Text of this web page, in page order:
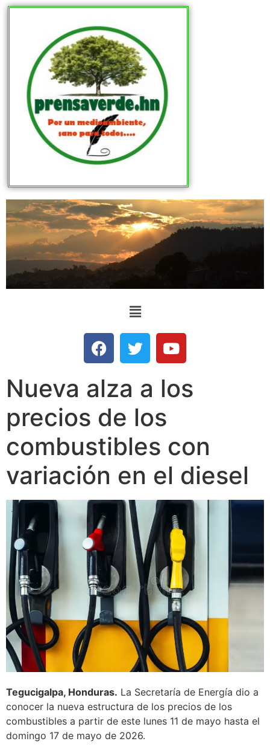
Nueva alza a los
precios de los
combustibles con
variación en el diesel
Tegucigalpa, Honduras. La Secretaría de Energía dio a
conocer la nueva estructura de los precios de los
combustibles a partir de este lunes 11 de mayo hasta el
domingo 17 de mayo de 2026.